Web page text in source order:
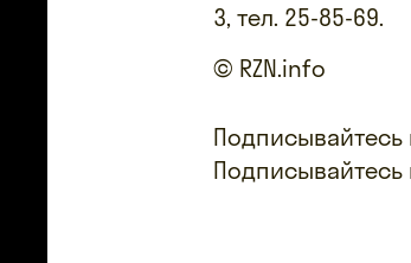
3, тел. 25-85-69.
© RZN.info
Подписывайтесь
Подписывайтесь